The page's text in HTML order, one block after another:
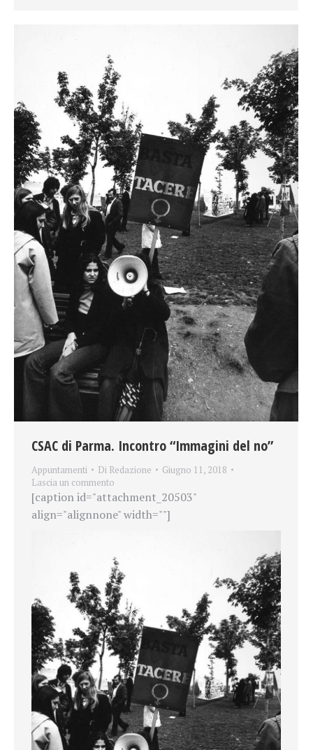
CSAC di Parma. Incontro “Immagini del no”
Appuntamenti Di Redazione
Giugno 11, 2018
Lascia un commento
[caption id="attachment_20503"
align="alignnone" width=""]